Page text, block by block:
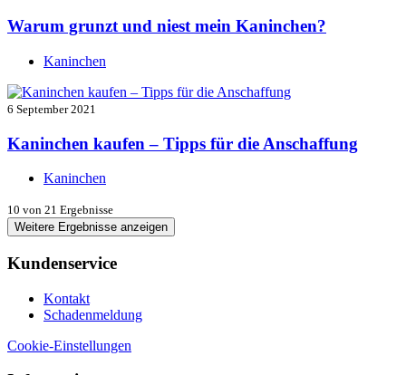
Warum grunzt und niest mein Kaninchen?
Kaninchen
6 September 2021
Kaninchen kaufen – Tipps für die Anschaffung
Kaninchen
10 von 21 Ergebnisse
Weitere Ergebnisse anzeigen
Kundenservice
Kontakt
Schadenmeldung
Cookie-Einstellungen